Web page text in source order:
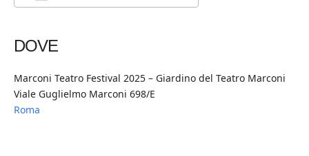
DOVE
Marconi Teatro Festival 2025 – Giardino del Teatro Marconi
Viale Guglielmo Marconi 698/E
Roma